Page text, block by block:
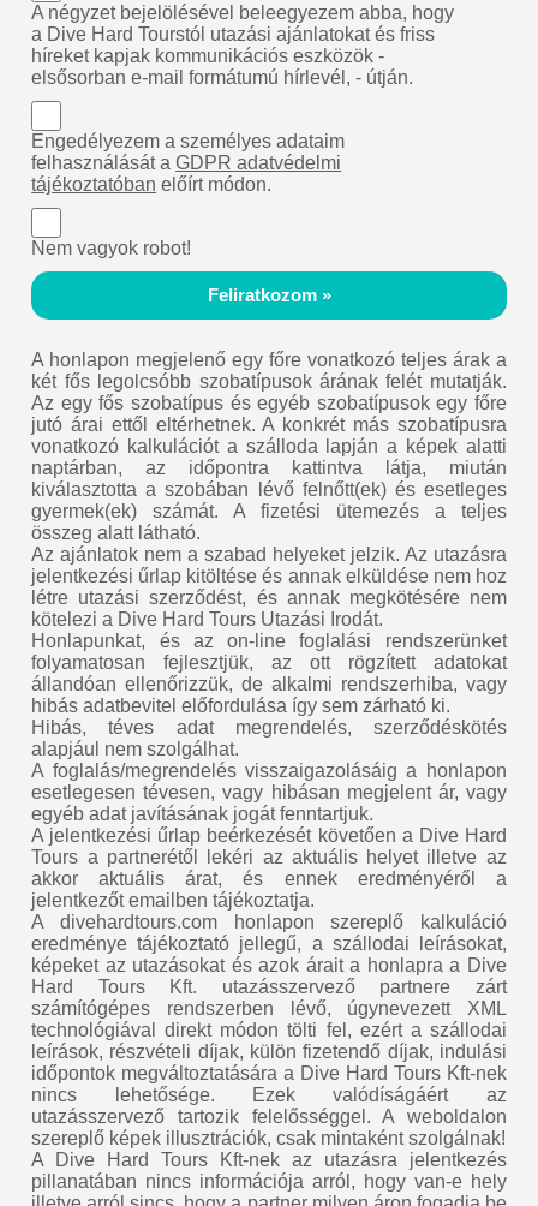
A négyzet bejelölésével beleegyezem abba, hogy
a Dive Hard Tourstól utazási ajánlatokat és friss
híreket kapjak kommunikációs eszközök -
elsősorban e-mail formátumú hírlevél, - útján.
Engedélyezem a személyes adataim
felhasználását aGDPR adatvédelmi
tájékoztatóban előírt módon.
Nem vagyok robot!
Feliratkozom »
A honlapon megjelenő egy főre vonatkozó teljes árak a
két fős legolcsóbb szobatípusok árának felét mutatják.
Az egy fős szobatípus és egyéb szobatípusok egy főre
jutó árai ettől eltérhetnek. A konkrét más szobatípusra
vonatkozó kalkulációt a szálloda lapján a képek alatti
naptárban, az időpontra kattintva látja, miután
kiválasztotta a szobában lévő felnőtt(ek) és esetleges
gyermek(ek) számát. A fizetési ütemezés a teljes
összeg alatt látható.
Az ajánlatok nem a szabad helyeket jelzik. Az utazásra
jelentkezési űrlap kitöltése és annak elküldése nem hoz
létre utazási szerződést, és annak megkötésére nem
kötelezi a Dive Hard Tours Utazási Irodát.
Honlapunkat, és az on-line foglalási rendszerünket
folyamatosan fejlesztjük, az ott rögzített adatokat
állandóan ellenőrizzük, de alkalmi rendszerhiba, vagy
hibás adatbevitel előfordulása így sem zárható ki.
Hibás, téves adat megrendelés, szerződéskötés
alapjául nem szolgálhat.
A foglalás/megrendelés visszaigazolásáig a honlapon
esetlegesen tévesen, vagy hibásan megjelent ár, vagy
egyéb adat javításának jogát fenntartjuk.
A jelentkezési űrlap beérkezését követően a Dive Hard
Tours a partnerétől lekéri az aktuális helyet illetve az
akkor aktuális árat, és ennek eredményéről a
jelentkezőt emailben tájékoztatja.
A divehardtours.com honlapon szereplő kalkuláció
eredménye tájékoztató jellegű, a szállodai leírásokat,
képeket az utazásokat és azok árait a honlapra a Dive
Hard Tours Kft. utazásszervező partnere zárt
számítógépes rendszerben lévő, úgynevezett XML
technológiával direkt módon tölti fel, ezért a szállodai
leírások, részvételi díjak, külön fizetendő díjak, indulási
időpontok megváltoztatására a Dive Hard Tours Kft-nek
nincs lehetősége. Ezek valódíságáért az
utazásszervező tartozik felelősséggel. A weboldalon
szereplő képek illusztrációk, csak mintaként szolgálnak!
A Dive Hard Tours Kft-nek az utazásra jelentkezés
pillanatában nincs információja arról, hogy van-e hely